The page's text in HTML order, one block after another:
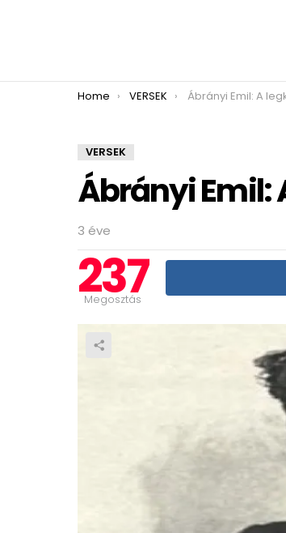
You are here:
Home VERSEK Ábrányi Emil: A
VERSEK
Ábrányi Emil:
3 éve
237
Megosztás